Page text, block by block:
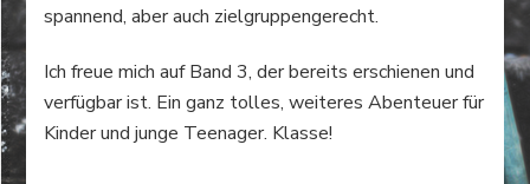
spannend, aber auch zielgruppengerecht.
Ich freue mich auf Band 3, der bereits erschienen und
verfügbar ist. Ein ganz tolles, weiteres Abenteuer für
Kinder und junge Teenager. Klasse!